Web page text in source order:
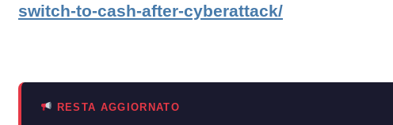
switch-to-cash-after-cyberattack/
RESTA AGGIORNATO